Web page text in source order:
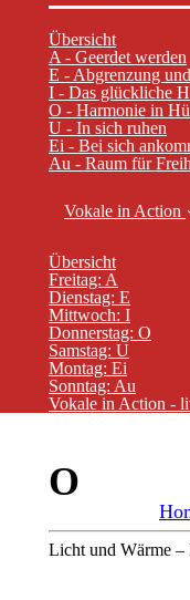
Übersicht
A - Geerdet werden
E - Abgrenzung
I - Das glückliche
O - Harmonie in
U - In sich ruhen
Ei - Bei sich
Au - Raum für
Vokale in Action
Übersicht
Freitag: A
Dienstag: E
Mittwoch: I
Donnerstag: O
Samstag: U
Montag: Ei
Sonntag: Au
Vokale in Action -
O
Licht und Wärme